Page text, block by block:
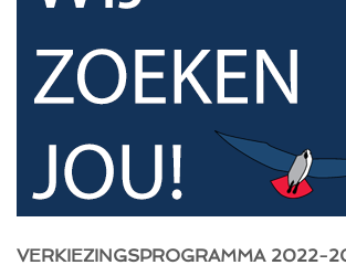
VERKIEZINGSPROGRAMMA 2022-